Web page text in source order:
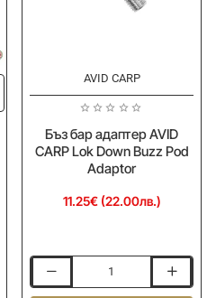
AVID CARP
Бъз бар адаптер AVID
CARP Lok Down Buzz Pod
Adaptor
11.25€ (22.00лв.)